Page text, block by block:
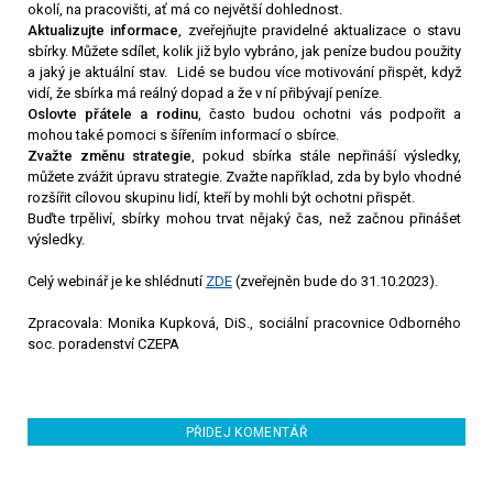
okolí, na pracovišti, ať má co největší dohlednost.
Aktualizujte informace, zveřejňujte pravidelné aktualizace o stavu
sbírky. Můžete sdílet, kolik již bylo vybráno, jak peníze budou použity
a jaký je aktuální stav. Lidé se budou více motivování přispět, když
vidí, že sbírka má reálný dopad a že v ní přibývají peníze.
Oslovte přátele a rodinu, často budou ochotni vás podpořit a
mohou také pomoci s šířením informací o sbírce.
Zvažte změnu strategie, pokud sbírka stále nepřináší výsledky,
můžete zvážit úpravu strategie. Zvažte například, zda by bylo vhodné
rozšířit cílovou skupinu lidí, kteří by mohli být ochotni přispět.
Buďte trpěliví, sbírky mohou trvat nějaký čas, než začnou přinášet
výsledky.
Celý webinář je ke shlédnutí ZDE (zveřejněn bude do 31.10.2023).
Zpracovala: Monika Kupková, DiS., sociální pracovnice Odborného
soc. poradenství CZEPA
PŘIDEJ KOMENTÁŘ